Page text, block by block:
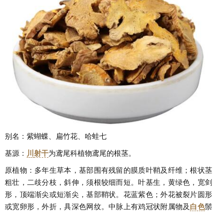
别名：紫蝴蝶、扁竹花、哈蛙七
基源： 川 射干为鸢尾科植物鸢尾的根茎。
原植物：多年生草本，基部围有残留的膜质叶鞘及纤维；根状茎
粗壮，二歧分枝，斜伸，须根较细而短。叶基生，黄绿色，宽剑
形，顶端渐尖或短渐尖，基部鞘状。花蓝紫色；外花被裂片圆形
或宽卵形，外折，具深色网纹。中脉上有鸡冠状附属物及 白色鬃